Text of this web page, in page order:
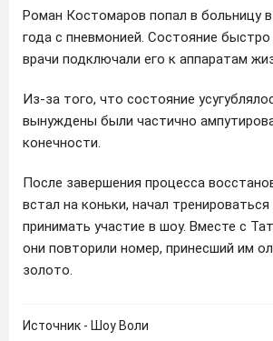
Роман Костомаров попал в больницу в
года с пневмонией. Состояние быстро
врачи подключали его к аппаратам
Из-за того, что состояние
вынуждены были частично
конечности.
После завершения процесса
встал на коньки, начал
принимать участие в шоу. Вместе с
они повторили номер, принесший им
золото.
Источник - Шоу Воли